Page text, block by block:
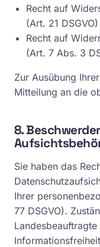
Recht auf
(Art. 21 DSGVO)
Recht auf
(Art. 7 Abs. 3
Zur Ausübung
Mitteilung an die
8.
Sie haben das
Ihrer
77 DSGVO).